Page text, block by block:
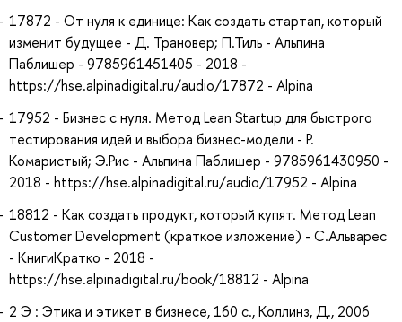
17872 - От нуля к единице: Как создать стартап, который
изменит будущее - Д. Трановер; П.Тиль - Альпина
Паблишер - 9785961451405 - 2018 -
https://hse.alpinadigital.ru/audio/17872 - Alpina
17952 - Бизнес с нуля. Метод Lean Startup для быстрого
тестирования идей и выбора бизнес-модели - Р.
Комаристый; Э.Рис - Альпина Паблишер - 9785961430950 -
2018 - https://hse.alpinadigital.ru/audio/17952 - Alpina
18812 - Как создать продукт, который купят. Метод Lean
Customer Development (краткое изложение) - С.Альварес
- КнигиКратко - 2018 -
https://hse.alpinadigital.ru/book/18812 - Alpina
2 Э : Этика и этикет в бизнесе, 160 с., Коллинз, Д., 2006